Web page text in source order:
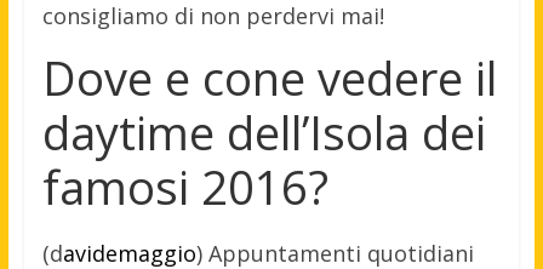
consigliamo di non perdervi mai!
Dove e cone vedere il
daytime dell’Isola dei
famosi 2016?
(davidemaggio) Appuntamenti quotidiani